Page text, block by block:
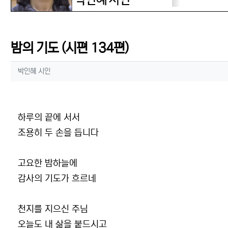
밤의 기도 (시편 134편)
작성자 정보
박인혜 시인
본문
하루의 끝에 서서
조용히 두 손을 듭니다
고요한 밤하늘에
감사의 기도가 흐르네
천지를 지으신 주님
오늘도 내 삶을 붙드시고